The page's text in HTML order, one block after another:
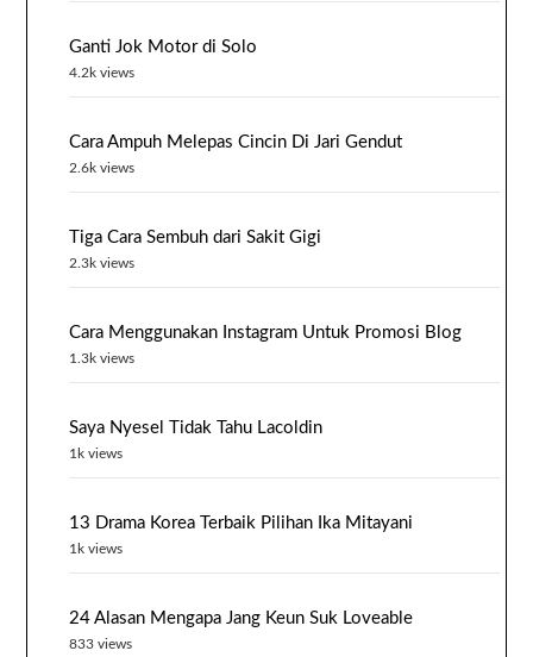
Ganti Jok Motor di Solo
4.2k views
Cara Ampuh Melepas Cincin Di Jari Gendut
2.6k views
Tiga Cara Sembuh dari Sakit Gigi
2.3k views
Cara Menggunakan Instagram Untuk Promosi Blog
1.3k views
Saya Nyesel Tidak Tahu Lacoldin
1k views
13 Drama Korea Terbaik Pilihan Ika Mitayani
1k views
24 Alasan Mengapa Jang Keun Suk Loveable
833 views